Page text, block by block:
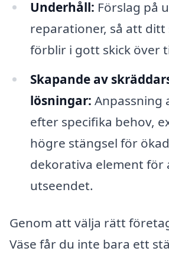
Underhåll: Förslag på
reparationer, så att ditt
förblir i gott skick över
Skapande av
lösningar: Anpassning
efter specifika behov,
högre stängsel för
dekorativa element för
utseendet.
Genom att välja rätt
Väse får du inte bara ett